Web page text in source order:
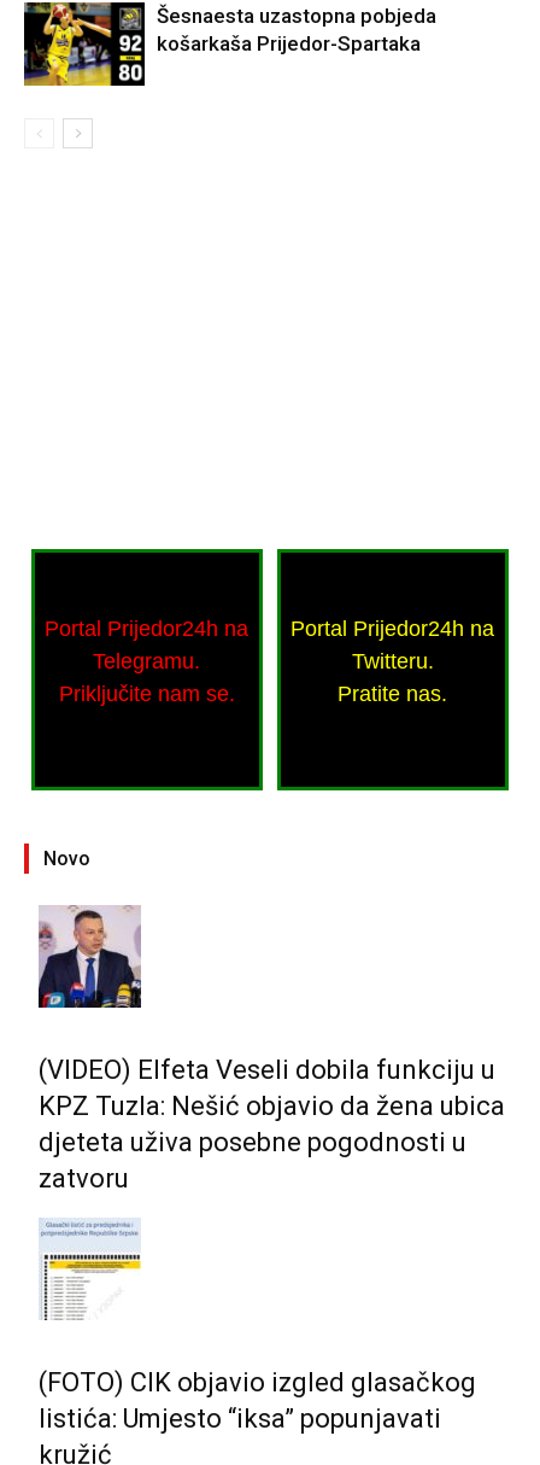
Šesnaesta uzastopna pobjeda
košarkaša Prijedor-Spartaka
Portal Prijedor24h na
Telegramu.
Priključite nam se.
Portal Prijedor24h na
Twitteru.
Pratite nas.
Novo
(VIDEO) Elfeta Veseli dobila funkciju u
KPZ Tuzla: Nešić objavio da žena ubica
djeteta uživa posebne pogodnosti u
zatvoru
(FOTO) CIK objavio izgled glasačkog
listića: Umjesto “iksa” popunjavati
kružić